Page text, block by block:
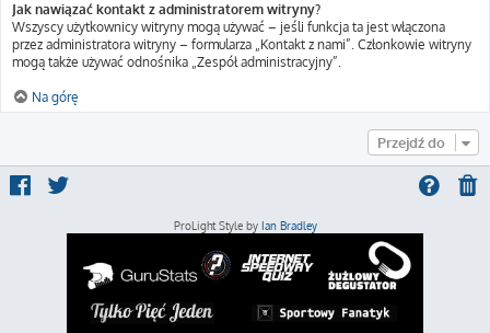
Jak nawiązać kontakt z administratorem witryny?
Wszyscy użytkownicy witryny mogą używać – jeśli funkcja ta jest włączona
przez administratora witryny – formularza „Kontakt z nami”. Członkowie witryny
mogą także używać odnośnika „Zespół administracyjny”.
Na górę
Przejdź do
ProLight Style by Ian Bradley